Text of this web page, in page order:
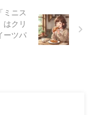
ミニス
はクリ
ーツパ